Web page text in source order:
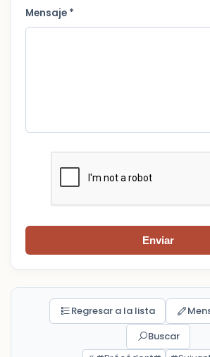
Mensaje *
Enviar
Regresar a la lista
Buscar